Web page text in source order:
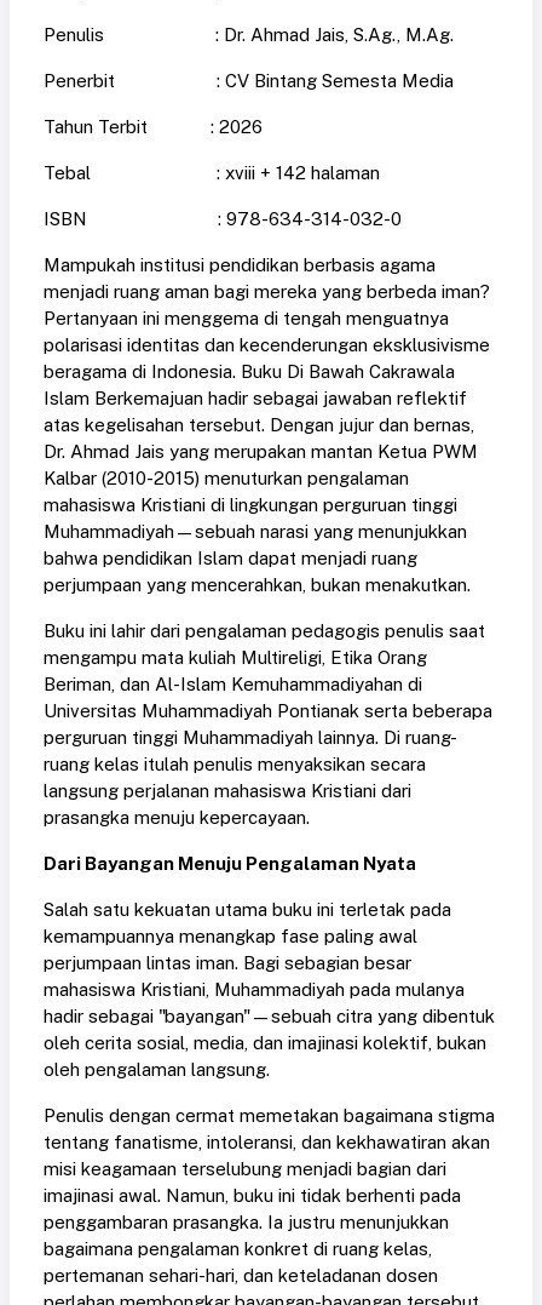
Penulis : Dr. Ahmad Jais, S.Ag., M.Ag.
Penerbit : CV Bintang Semesta Media
Tahun Terbit : 2026
Tebal : xviii + 142 halaman
ISBN : 978-634-314-032-0
Mampukah institusi pendidikan berbasis agama
menjadi ruang aman bagi mereka yang berbeda iman?
Pertanyaan ini menggema di tengah menguatnya
polarisasi identitas dan kecenderungan eksklusivisme
beragama di Indonesia. Buku Di Bawah Cakrawala
Islam Berkemajuan hadir sebagai jawaban reflektif
atas kegelisahan tersebut. Dengan jujur dan bernas,
Dr. Ahmad Jais yang merupakan mantan Ketua PWM
Kalbar (2010-2015) menuturkan pengalaman
mahasiswa Kristiani di lingkungan perguruan tinggi
Muhammadiyah—sebuah narasi yang menunjukkan
bahwa pendidikan Islam dapat menjadi ruang
perjumpaan yang mencerahkan, bukan menakutkan.
Buku ini lahir dari pengalaman pedagogis penulis saat
mengampu mata kuliah Multireligi, Etika Orang
Beriman, dan Al-Islam Kemuhammadiyahan di
Universitas Muhammadiyah Pontianak serta beberapa
perguruan tinggi Muhammadiyah lainnya. Di ruang-
ruang kelas itulah penulis menyaksikan secara
langsung perjalanan mahasiswa Kristiani dari
prasangka menuju kepercayaan.
Dari Bayangan Menuju Pengalaman Nyata
Salah satu kekuatan utama buku ini terletak pada
kemampuannya menangkap fase paling awal
perjumpaan lintas iman. Bagi sebagian besar
mahasiswa Kristiani, Muhammadiyah pada mulanya
hadir sebagai "bayangan"—sebuah citra yang dibentuk
oleh cerita sosial, media, dan imajinasi kolektif, bukan
oleh pengalaman langsung.
Penulis dengan cermat memetakan bagaimana stigma
tentang fanatisme, intoleransi, dan kekhawatiran akan
misi keagamaan terselubung menjadi bagian dari
imajinasi awal. Namun, buku ini tidak berhenti pada
penggambaran prasangka. Ia justru menunjukkan
bagaimana pengalaman konkret di ruang kelas,
pertemanan sehari-hari, dan keteladanan dosen